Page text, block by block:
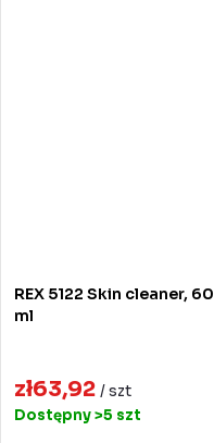
REX 5122 Skin cleaner, 60
ml
zł63,92 / szt
Dostępny>5 szt